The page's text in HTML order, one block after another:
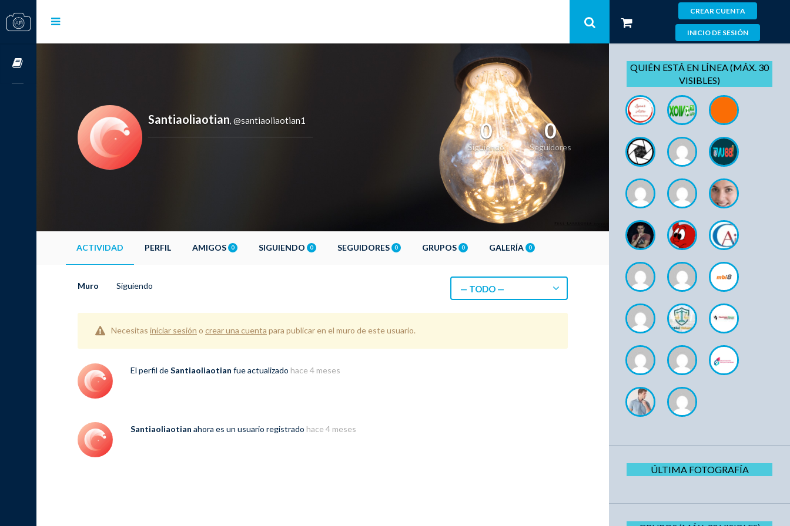
CREAR CUENTA
INICIO DE SESIÓN
Santiaoliaotian, @santiaoliaotian1 0
Siguiendo
0
Seguidores
ACTIVIDAD PERFIL AMIGOS 0 SIGUIENDO 0 SEGUIDORES 0 GRUPOS 0 GALERÍA 0
Muro Siguiendo — TODO —
Necesitas iniciar sesión o crear una cuenta para publicar en el muro de este usuario.
El perfil deSantiaoliaotian fue actualizado hace 4 meses
Santiaoliaotian ahora es un usuario registrado hace 4 meses
QUIÉN ESTÁ EN LÍNEA (MÁX. 30
VISIBLES)
ÚLTIMA FOTOGRAFÍA